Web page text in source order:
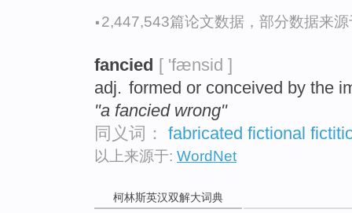
·2,447,543篇论文数据，部分数据来
fancied [ 'fænsid ]
adj. formed or conceived by the
"a fancied wrong"
同义词： fabricated fictional
以上来源于: WordNet
柯林斯英汉双解大词典